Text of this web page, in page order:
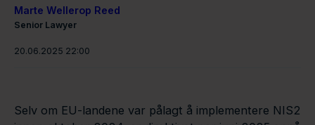
Marte Wellerop Reed
Senior Lawyer
20.06.2025 22:00
Selv om EU-landene var pålagt å implementere NIS2